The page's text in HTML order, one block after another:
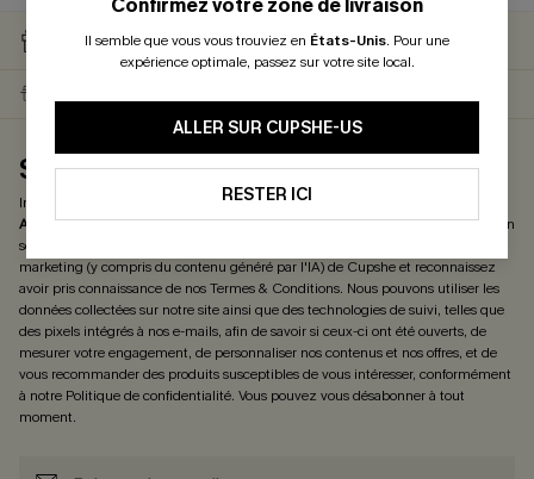
Confirmez votre zone de livraison
Il semble que vous vous trouviez en États-Unis. Pour une
expérience optimale, passez sur votre site local.
ALLER SUR CUPSHE-US
RESTER ICI
CARTE CATEAU
ABONNÉS
S'ABONNER ET OBTENIR LE CODE
Inscrivez-vous maintenant et profitez de-15% DÈS 2 ACHETÉS & -25% DÈS 4
ACHETÉS! *Un code par commande. Chaque code est valable une seule fois.
En
soumettant votre adresse e-mail, vous acceptez de recevoir des e-mails
marketing (y compris du contenu généré par l'IA) de Cupshe et reconnaissez
avoir pris connaissance de nosTermes & Conditions. Nous pouvons utiliser les
données collectées sur notre site ainsi que des technologies de suivi, telles que
des pixels intégrés à nos e-mails, afin de savoir si ceux-ci ont été ouverts, de
mesurer votre engagement, de personnaliser nos contenus et nos offres, et de
vous recommander des produits susceptibles de vous intéresser, conformément
à notre Politique de confidentialité. Vous pouvez vous désabonner à tout
moment.